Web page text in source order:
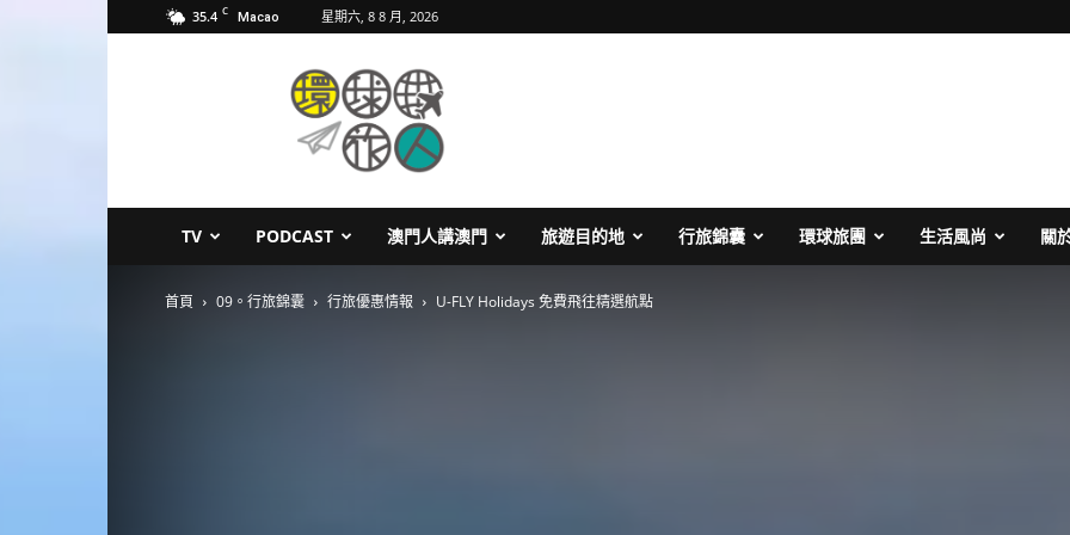
35.4 C Macao 星期六, 8 8 月, 2026
TV PODCAST 澳門人講澳門 旅遊目的地 行旅錦囊 環球旅團 生活風尚 關
首頁 09。行旅錦囊 行旅優惠情報 U-FLY Holidays 免費飛往精選航點